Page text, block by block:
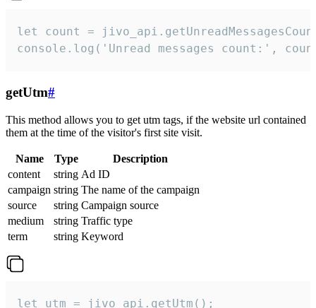
let count =
console.log('Unread messages count:',
getUtm#
This method allows you to get utm tags, if the website url contained
them at the time of the visitor's first site visit.
Name Type
Description
content
string Ad ID
campaign string The name of the campaign
source
string Campaign source
medium
string Traffic type
term
string Keyword
let utm = jivo_api.getUtm();